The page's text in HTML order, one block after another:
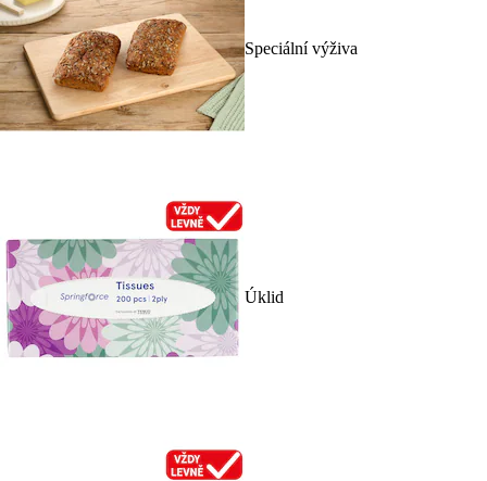
Speciální výživa
Úklid